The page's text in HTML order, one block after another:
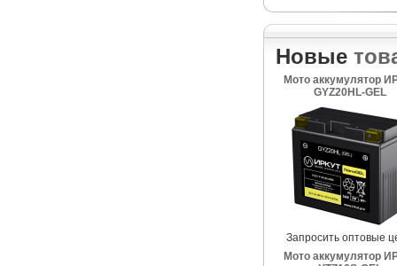
Новые
Мото аккумулятор
GYZ20HL-GEL
Запросить оптовые
Мото аккумулятор